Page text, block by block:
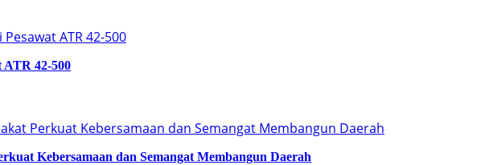
ATR 42-500
Kebersamaan dan Semangat Membangun Daerah